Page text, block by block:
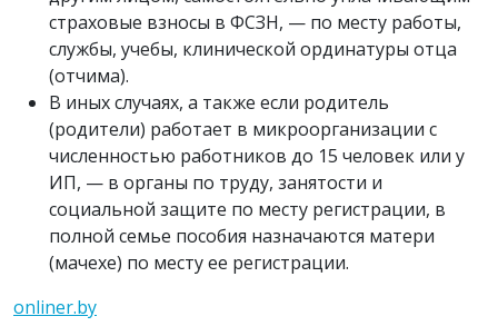
страховые взносы в ФСЗН, — по месту работы,
службы, учебы, клинической ординатуры отца
(отчима).
В иных случаях, а также если родитель
(родители) работает в микроорганизации с
численностью работников до 15 человек или у
ИП, — в органы по труду, занятости и
социальной защите по месту регистрации, в
полной семье пособия назначаются матери
(мачехе) по месту ее регистрации.
onliner.by